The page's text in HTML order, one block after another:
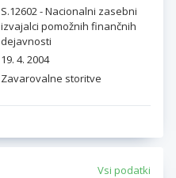
S.12602 - Nacionalni zasebni
izvajalci pomožnih finančnih
dejavnosti
19. 4. 2004
Zavarovalne storitve
Vsi podatki